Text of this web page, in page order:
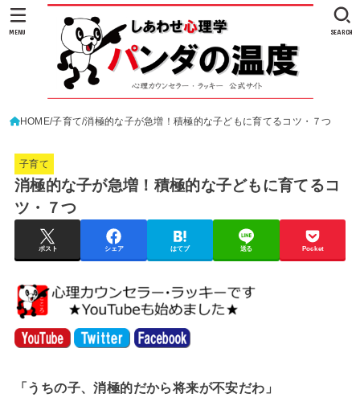
SEARCH
MENU
HOME 子育て 消極的な子が急増！積極的な子どもに育てるコツ・７つ
子育て
消極的な子が急増！積極的な子どもに育てるコ
ツ・７つ
ポスト シェア はてブ 送る Pocket
「うちの子、消極的だから将来が不安だわ」